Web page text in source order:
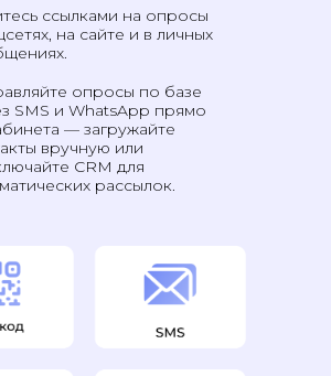
опросы по базе
SMS и WhatsApp прямо
— загружайте
вручную или
CRM для
рассылок.
ссылками на опросы
на сайте и в личных